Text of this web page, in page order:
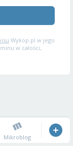
Wykop.pl w jego
w całości,
Mikroblog